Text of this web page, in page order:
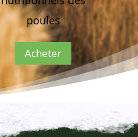
poules
Acheter